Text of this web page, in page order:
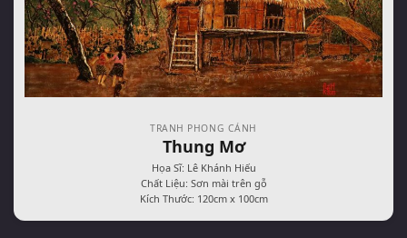
TRANH PHONG CẢNH
Thung Mơ
Họa Sĩ: Lê Khánh Hiếu
Chất Liệu: Sơn mài trên gỗ
Kích Thước: 120cm x 100cm